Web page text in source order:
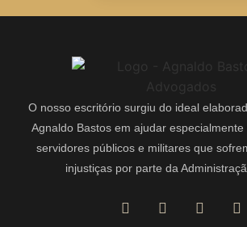
O nosso escritório surgiu do ideal
Agnaldo Bastos em ajudar especialmente
servidores públicos e militares que
injustiças por parte da